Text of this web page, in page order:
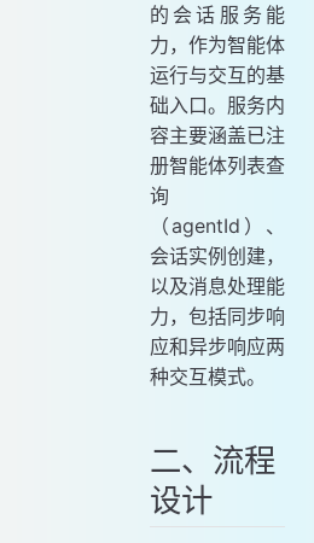
的会话服务能
力，作为智能体
运行与交互的基
础入口。服务内
容主要涵盖已注
册智能体列表查
询
（agentId）、
会话实例创建，
以及消息处理能
力，包括同步响
应和异步响应两
种交互模式。
二、流程
设计